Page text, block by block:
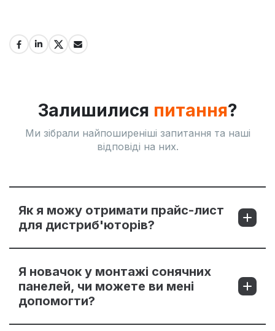
Залишилися питання?
Ми зібрали найпоширеніші запитання та наші
відповіді на них.
Як я можу отримати прайс-лист
для дистриб'юторів?
Я новачок у монтажі сонячних
панелей, чи можете ви мені
допомогти?